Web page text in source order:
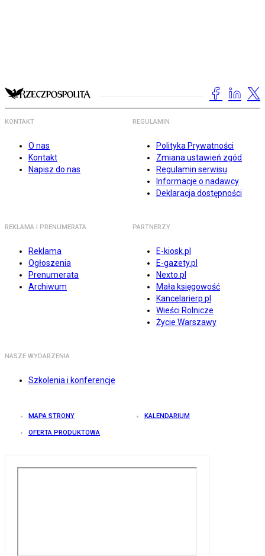
KONTAKT
O nas
Kontakt
Napisz do nas
REGULAMIN
Polityka Prywatności
Zmiana ustawień zgód
Regulamin serwisu
Informacje o nadawcy
Deklaracja dostępności
REKLAMA I PRENUMERATA
Reklama
Ogłoszenia
Prenumerata
Archiwum
PARTNERZY
E-kiosk.pl
E-gazety.pl
Nexto.pl
Mała księgowość
Kancelarierp.pl
Wieści Rolnicze
Życie Warszawy
NASZE WYDARZENIA
Szkolenia i konferencje
MAPA STRONY KALENDARIUM
OFERTA PRODUKTOWA